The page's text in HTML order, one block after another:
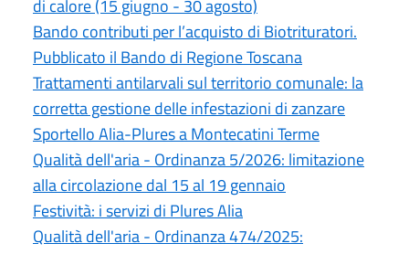
di calore (15 giugno - 30 agosto)
Bando contributi per l’acquisto di Biotrituratori.
Pubblicato il Bando di Regione Toscana
Trattamenti antilarvali sul territorio comunale: la
corretta gestione delle infestazioni di zanzare
Sportello Alia-Plures a Montecatini Terme
Qualità dell'aria - Ordinanza 5/2026: limitazione
alla circolazione dal 15 al 19 gennaio
Festività: i servizi di Plures Alia
Qualità dell'aria - Ordinanza 474/2025: